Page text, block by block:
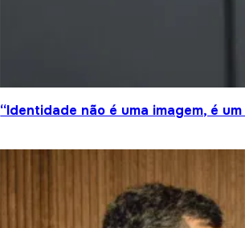
“Identidade não é uma imagem, é